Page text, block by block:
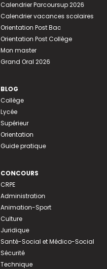
Calendrier Parcoursup 2026
Calendrier vacances scolaires
Orientation Post Bac
Orientation Post Collège
Mon master
Grand Oral 2026
BLOG
Collège
Lycée
Supérieur
Orientation
Guide pratique
CONCOURS
CRPE
Administration
Animation-Sport
Culture
Juridique
Santé-Social et Médico-Social
Sécurité
Technique